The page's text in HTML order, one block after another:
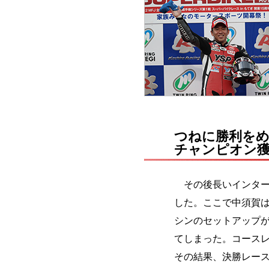
つねに勝利を
チャンピオン
その後長いインタ
した。ここで中須賀
シンのセットアップ
てしまった。コース
その結果、決勝レー